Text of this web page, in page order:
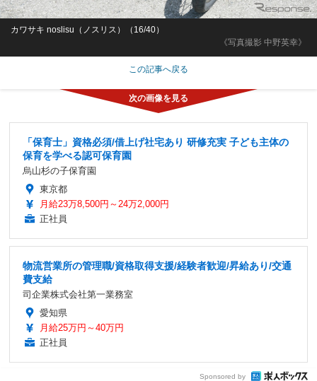
《写真撮影 中野英幸》
カワサキ noslisu（ノスリス）（16/40）
この記事へ戻る
「保育士」資格必須/借上げ社宅あり 研修充実 子ども主体の
保育を学べる認可保育園
烏山杉の子保育園
東京都
月給23万8,500円～24万2,000円
正社員
物流営業所の管理職/資格取得支援/経験者歓迎/昇給あり/交通
費支給
司企業株式会社第一業務室
愛知県
月給25万円～40万円
正社員
Sponsored by